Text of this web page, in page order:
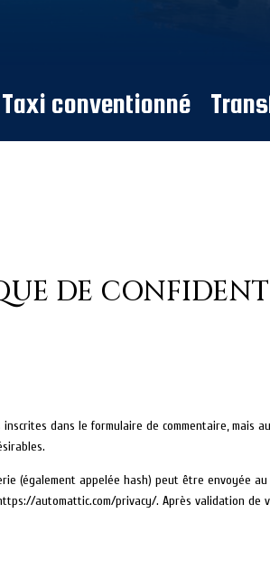
Taxi conventionné
DE
dans le formulaire de commentaire,
(également appelée hash) peut être envoyée
automattic.com/privacy/. Après validation